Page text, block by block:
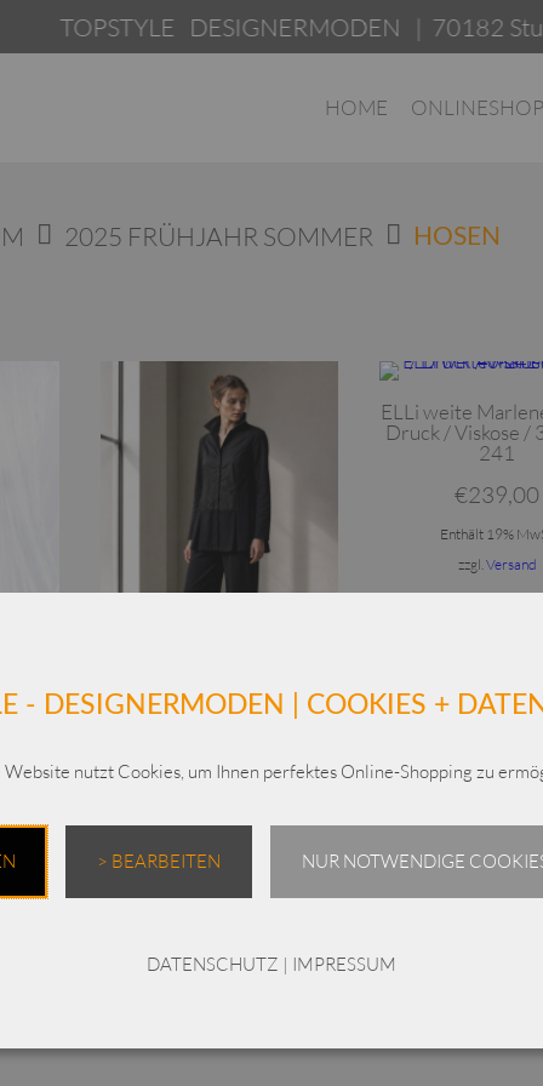
TOPSTYLE DESIGNERMODEN | 70182
HOME ONLINESHOP
2025 FRÜHJAHR SOMMER HOSEN
251 /
Dieses Produkt weist mehrere Varianten auf. Die Optionen können auf der Produktseite gewählt werden
Bundumschlag /
Technostretch / 345-10-
€179,00
Dieses Produkt weist mehrere Varianten auf. Die Optionen können
ELLi weite
Druck / Viskose /
241
€239,00
Enthält 19%
zzgl.Versand
- DESIGNERMODEN | COOKIES +
Website nutzt Cookies, um Ihnen perfektes Online-Shopping zu
> BEARBEITEN NUR NOTWENDIGE
DATENSCHUTZ | IMPRESSUM